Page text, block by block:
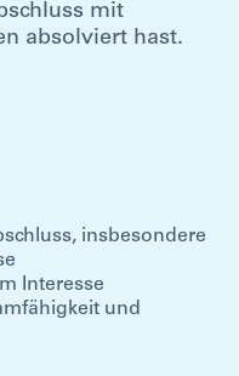
mit
absolviert hast.
insbesondere
Interesse
und